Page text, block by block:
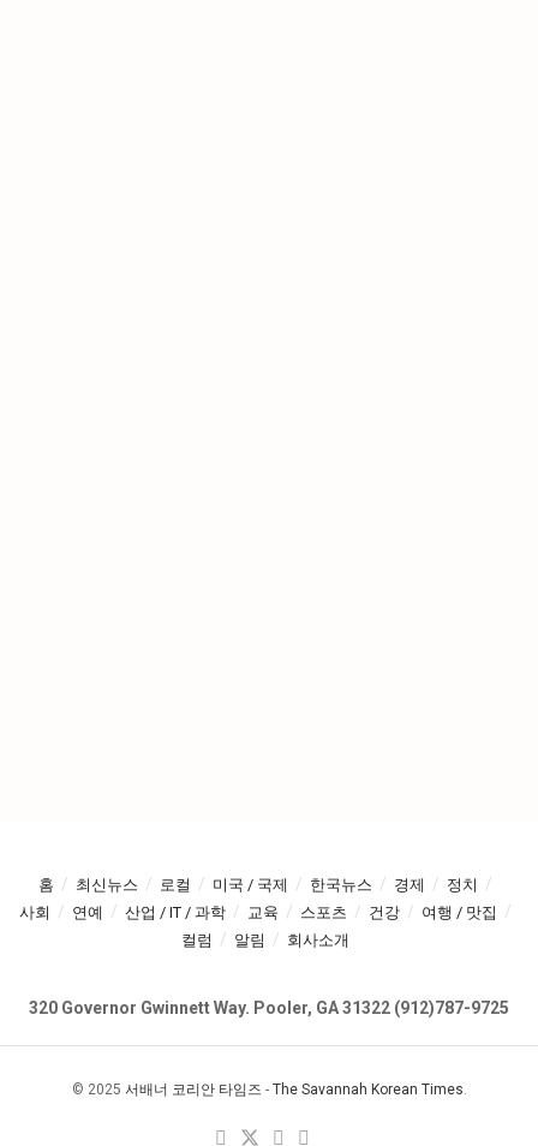
홈 최신뉴스 로컬 미국 / 국제 한국뉴스 경제
정치
사회
연예 산업 / IT / 과학 교육 스포츠 건강
여행 / 맛집
컬럼
알림 회사소개
320 Governor Gwinnett Way. Pooler, GA 31322 (912)787-9725
© 2025 서배너 코리안 타임즈 - The Savannah Korean Times